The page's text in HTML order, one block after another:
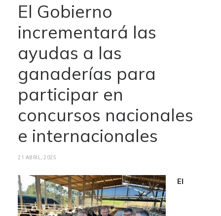
El Gobierno
incrementará las
ayudas a las
ganaderías para
participar en
concursos nacionales
e internacionales
21 ABRIL, 2025
El